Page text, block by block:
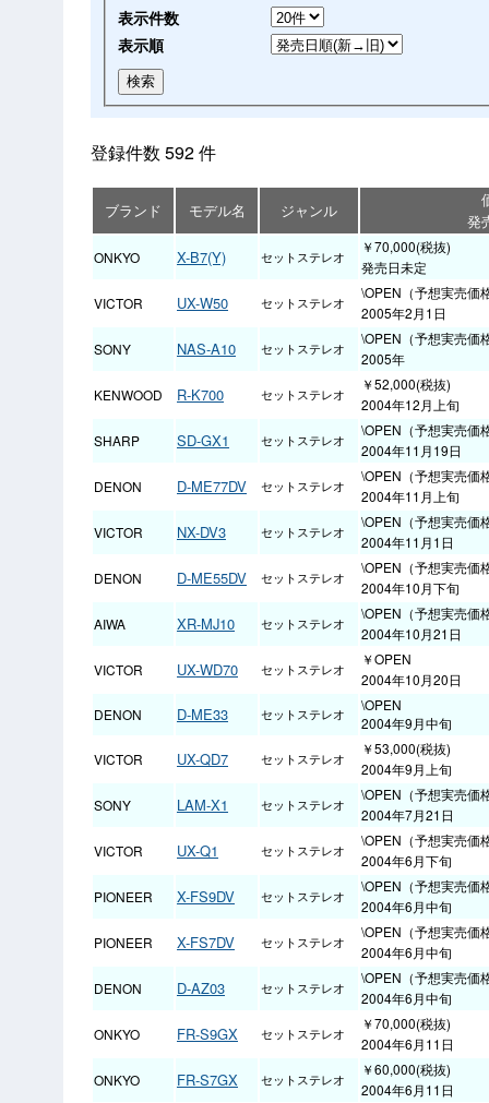
表示件数
表示順
登録件数 592 件
ブランド モデル名 ジャンル
発
ONKYO X-B7(Y) セットステレオ
￥70,000(税抜)
発売日未定
VICTOR
UX-W50 セットステレオ
\OPEN（予想実売価
2005年2月1日
SONY
NAS-A10 セットステレオ
\OPEN（予想実売価
2005年
KENWOOD
R-K700 セットステレオ
￥52,000(税抜)
2004年12月上旬
SHARP
SD-GX1 セットステレオ
\OPEN（予想実売価
2004年11月19日
DENON
D-ME77DV セットステレオ
\OPEN（予想実売価
2004年11月上旬
VICTOR
NX-DV3 セットステレオ
\OPEN（予想実売価
2004年11月1日
DENON
D-ME55DV セットステレオ
\OPEN（予想実売価
2004年10月下旬
AIWA
XR-MJ10 セットステレオ
\OPEN（予想実売価
2004年10月21日
VICTOR
UX-WD70 セットステレオ
￥OPEN
2004年10月20日
DENON
D-ME33 セットステレオ
\OPEN
2004年9月中旬
VICTOR
UX-QD7 セットステレオ
￥53,000(税抜)
2004年9月上旬
SONY
LAM-X1 セットステレオ
\OPEN（予想実売価
2004年7月21日
VICTOR
UX-Q1 セットステレオ
\OPEN（予想実売価
2004年6月下旬
PIONEER
X-FS9DV セットステレオ
\OPEN（予想実売価
2004年6月中旬
PIONEER
X-FS7DV セットステレオ
\OPEN（予想実売価
2004年6月中旬
DENON
D-AZ03 セットステレオ
\OPEN（予想実売価
2004年6月中旬
ONKYO
FR-S9GX セットステレオ
￥70,000(税抜)
2004年6月11日
ONKYO
FR-S7GX セットステレオ
￥60,000(税抜)
2004年6月11日